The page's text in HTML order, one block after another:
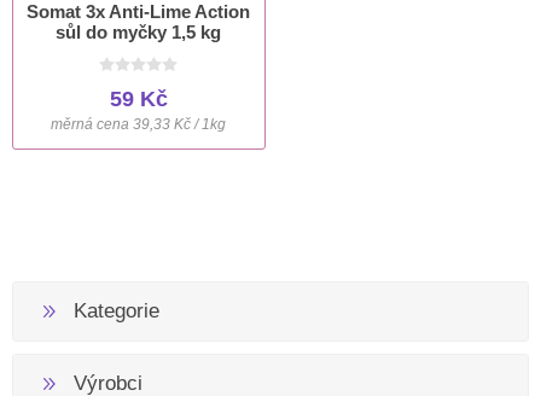
Somat 3x Anti-Lime Action
sůl do myčky 1,5 kg
59 Kč
měrná cena 39,33 Kč / 1kg
Kategorie
Výrobci